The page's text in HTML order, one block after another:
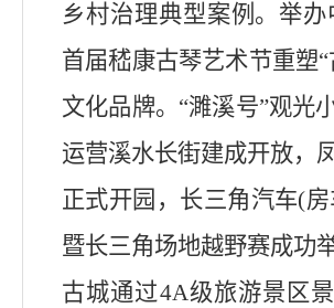
乡村治理典型案例。举办
首届嵇康古琴艺术节重塑
文化品牌。“濉溪号”观光
运营溪水长街建成开放，
正式开园，长三角汽车(
暨长三角场地越野赛成功
古城通过4A级旅游景区